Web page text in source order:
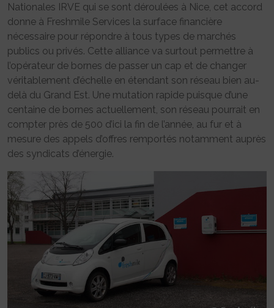
Nationales IRVE qui se sont déroulées à Nice, cet accord
donne à Freshmile Services la surface financière
nécessaire pour répondre à tous types de marchés
publics ou privés. Cette alliance va surtout permettre à
l’opérateur de bornes de passer un cap et de changer
véritablement d’échelle en étendant son réseau bien au-
delà du Grand Est. Une mutation rapide puisque d’une
centaine de bornes actuellement, son réseau pourrait en
compter près de 500 d’ici la fin de l’année, au fur et à
mesure des appels d’offres remportés notamment auprès
des syndicats d’énergie.